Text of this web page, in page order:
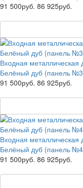
91 500руб. 86 925руб.
Входная металлическая
Белёный дуб (панель
91 500руб. 86 925руб.
Входная металлическая
Белёный дуб (панель
91 500руб. 86 925руб.